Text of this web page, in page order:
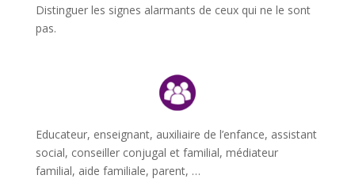
Distinguer les signes alarmants de ceux qui ne le sont
pas.
Educateur, enseignant, auxiliaire de l’enfance, assistant
social, conseiller conjugal et familial, médiateur
familial, aide familiale, parent, …